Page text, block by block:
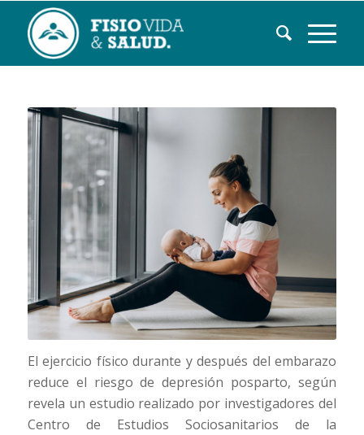
El ejercicio físico durante y después del embarazo
reduce el riesgo de depresión posparto, según
revela un estudio realizado por investigadores del
Centro de Estudios Sociosanitarios de la